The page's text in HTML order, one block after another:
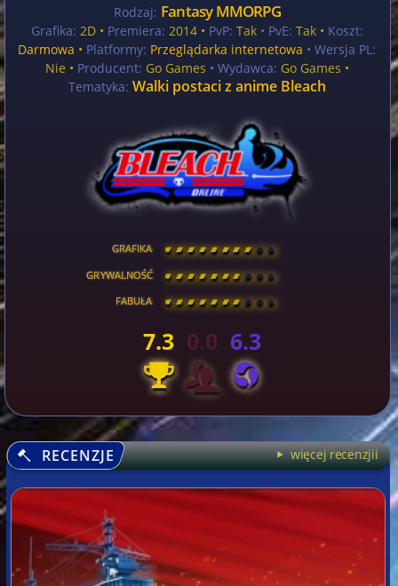
Rodzaj: Fantasy MMORPG
Grafika: 2D • Premiera: 2014 • PvP: Tak• PvE: Tak • Koszt:
Darmowa • Platformy: Przeglądarka internetowa • Wersja PL:
Nie • Producent: Go Games • Wydawca: Go Games •
Tematyka: Walki postaci z anime Bleach
GRAFIKA [ \ \ \ \ \ \ \ \ ]
GRYWALNOŚĆ [ \ \ \ \ \ \ \ \ ]
FABUŁA [ \ \ \ \ \ \ \ \ ]
7.3 0.0 6.3
RECENZJE więcej recenzjii